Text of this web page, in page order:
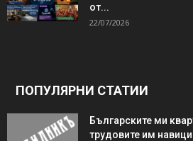
от...
22/07/2026
ПОПУЛЯРНИ СТАТИИ
Българските ми
трудовите им